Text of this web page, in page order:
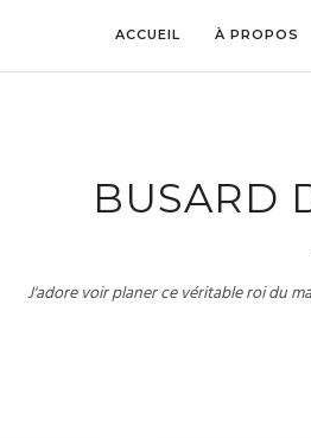
ACCUEIL À PROPOS
BUSARD
J'adore voir planer ce véritable roi du